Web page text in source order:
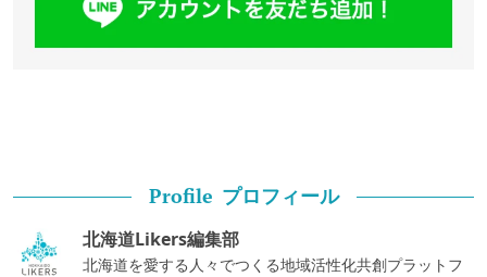
Profile プロフィール
北海道Likers編集部
北海道を愛する人々でつくる地域活性化共創プラットフ